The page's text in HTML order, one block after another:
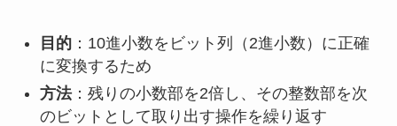
目的：10進小数をビット列（2進小数）に正確
に変換するため
方法：残りの小数部を2倍し、その整数部を次
のビットとして取り出す操作を繰り返す